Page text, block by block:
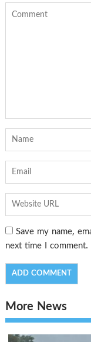
Save my name,
next time I comment.
More News